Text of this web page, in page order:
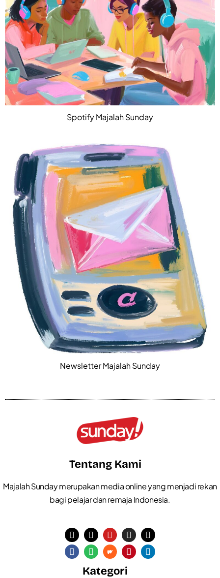
Spotify Majalah Sunday
Newsletter Majalah Sunday
Tentang Kami
Majalah Sunday merupakan media online yang menjadi rekan
bagi pelajar dan remaja Indonesia.
Kategori